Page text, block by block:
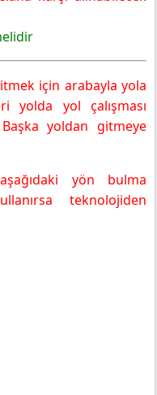
için arabayla yola
yolda yol çalışması
yoldan gitmeye
yön bulma
teknolojiden